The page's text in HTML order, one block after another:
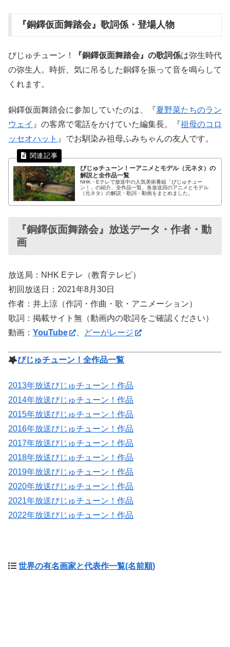
『銅鐸仮面舞踏会』歌詞係・登場人物
びじゅチューン！ 『銅鐸仮面舞踏会』の歌詞係は弥生時代
の弥生人。時折、気に吊るした銅鐸を振って音を鳴らして
くれます。
銅鐸仮面舞踏会に参加していたのは、『夏野菜たちのラン
ウェイ 』の客席で電話をかけていた編集長。『祖母のコロ
ッセオハット 』でお馴染み祖母ふみちゃんの友人です。
びじゅチューン！ーアニメとモデル（元ネタ）の
解説と全作品一覧
NHK・Eテレで放送中の人気美術番組「びじゅチュー
ン！」の紹介、全作品一覧、各放送回のアニメとモデル
（元ネタ）の解説・歌詞・動画をまとめました。
『銅鐸仮面舞踏会』放送データ・作者・動
画
放送局：NHK Eテレ（教育テレビ）
初回放送日：2021年8月30日
作者：井上涼（作詞・作曲・歌・アニメーション）
歌詞：掲載サイト無（動画内の歌詞をご確認ください）
動画： YouTube 、 どーがレージ
びじゅチューン！全作品一覧
2013年放送びじゅチューン！作品
2014年放送びじゅチューン！作品
2015年放送びじゅチューン！作品
2016年放送びじゅチューン！作品
2017年放送びじゅチューン！作品
2018年放送びじゅチューン！作品
2019年放送びじゅチューン！作品
2020年放送びじゅチューン！作品
2021年放送びじゅチューン！作品
2022年放送びじゅチューン！作品
世界の有名画家と代表作一覧(名前順)